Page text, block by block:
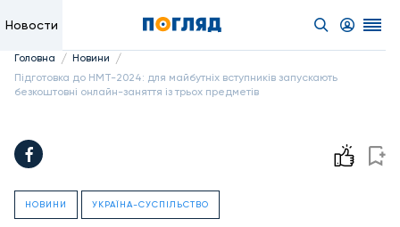
Новости
Головна / Новини /
Підготовка до НМТ-2024: для майбутніх вступників запускають
безкоштовні онлайн-заняття із трьох предметів
НОВИНИ УКРАЇНА-СУСПІЛЬСТВО